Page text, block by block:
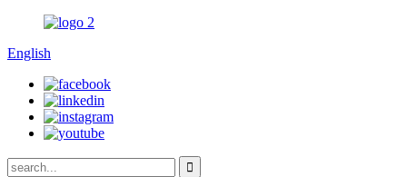
English